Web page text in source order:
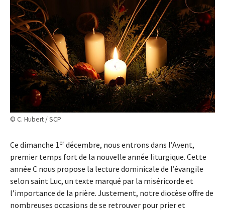
© C. Hubert / SCP
Ce dimanche 1er décembre, nous entrons dans l’Avent,
premier temps fort de la nouvelle année liturgique. Cette
année C nous propose la lecture dominicale de l’évangile
selon saint Luc, un texte marqué par la miséricorde et
l’importance de la prière. Justement, notre diocèse offre de
nombreuses occasions de se retrouver pour prier et